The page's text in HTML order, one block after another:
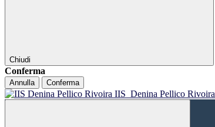
Chiudi
Conferma
Annulla Conferma
IIS Denina Pellico Rivoira